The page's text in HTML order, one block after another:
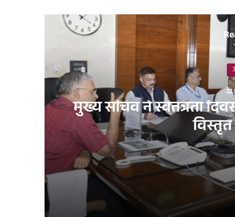
मुख्य सचिव ने स्वतंत्रता
22 hours ago
मुख्य सचिव ने स्वतंत्रता दिवस समारोह-2026 की